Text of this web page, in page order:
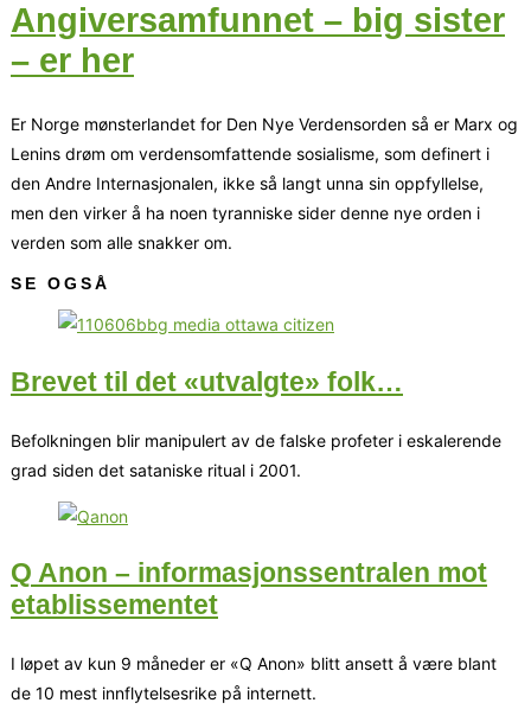
Angiversamfunnet – big sister
– er her
Er Norge mønsterlandet for Den Nye Verdensorden så er Marx og
Lenins drøm om verdensomfattende sosialisme, som definert i
den Andre Internasjonalen, ikke så langt unna sin oppfyllelse,
men den virker å ha noen tyranniske sider denne nye orden i
verden som alle snakker om.
SE OGSÅ
Brevet til det «utvalgte» folk…
Befolkningen blir manipulert av de falske profeter i eskalerende
grad siden det sataniske ritual i 2001.
Q Anon – informasjonssentralen mot
etablissementet
I løpet av kun 9 måneder er «Q Anon» blitt ansett å være blant
de 10 mest innflytelsesrike på internett.